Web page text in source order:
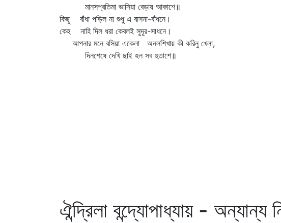
মানসপ্রতিমা ভাসিয়া বেড়ায় আকাশে॥
কিছু বাঁধা পড়িল না শুধু এ বাসনা-বাঁধনে।
কেহ নাহি দিল ধরা কেবলই সুদূর-সাধনে।
আপনার মনে বসিয়া একেলা অনলশিখায় কী করিনু খেলা,
দিনশেষে দেখি ছাই হল সব হুতাশে॥
ঐন্দ্রিলা বন্দ্যোপাধ্যায় - অন্যান্য